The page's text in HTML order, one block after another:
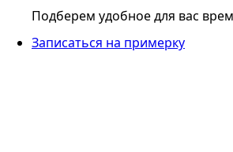
Подберем удобное для вас
Записаться на примерку